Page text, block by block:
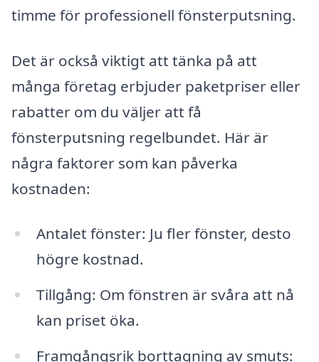
timme för professionell fönsterputsning.
Det är också viktigt att tänka på att
många företag erbjuder paketpriser eller
rabatter om du väljer att få
fönsterputsning regelbundet. Här är
några faktorer som kan påverka
kostnaden:
Antalet fönster: Ju fler fönster, desto
högre kostnad.
Tillgång: Om fönstren är svåra att nå
kan priset öka.
Framgångsrik borttagning av smuts: